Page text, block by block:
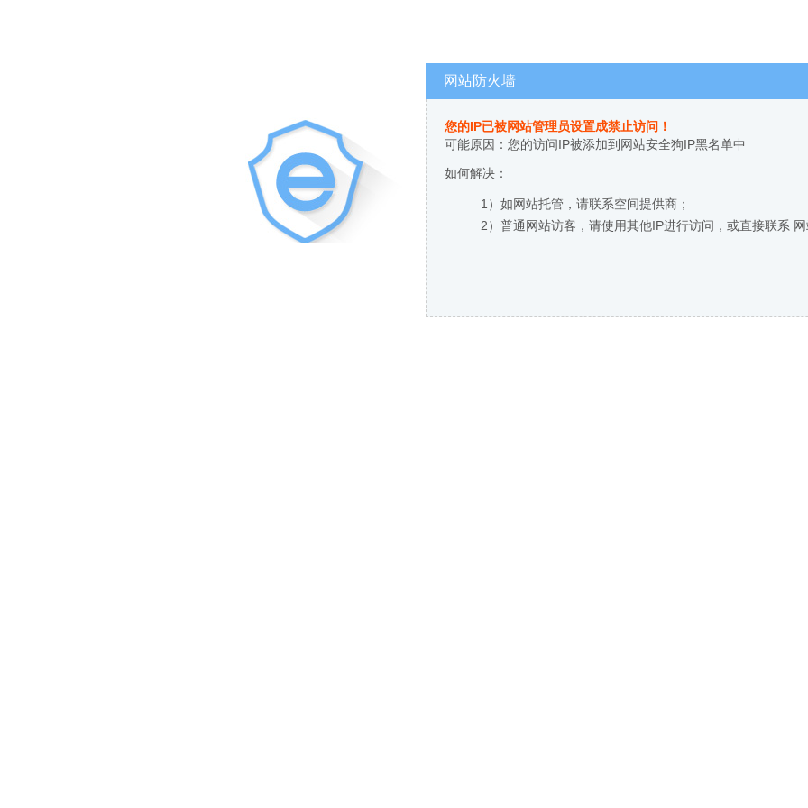
网站防火墙
您的IP已被网站管理员设置成禁止访问！
可能原因：您的访问IP被添加到网站安全狗IP黑名单中
如何解决：
1）如网站托管，请联系空间提供商；
2）普通网站访客，请使用其他IP进行访问，或直接联系 网